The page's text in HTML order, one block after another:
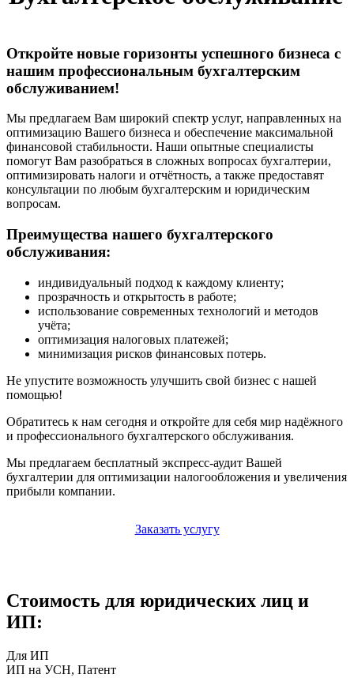
Откройте новые горизонты успешного бизнеса с
нашим профессиональным бухгалтерским
обслуживанием!
Мы предлагаем Вам широкий спектр услуг, направленных на
оптимизацию Вашего бизнеса и обеспечение максимальной
финансовой стабильности. Наши опытные специалисты
помогут Вам разобраться в сложных вопросах бухгалтерии,
оптимизировать налоги и отчётность, а также предоставят
консультации по любым бухгалтерским и юридическим
вопросам.
Преимущества нашего бухгалтерского
обслуживания:
индивидуальный подход к каждому клиенту;
прозрачность и открытость в работе;
использование современных технологий и методов
учёта;
оптимизация налоговых платежей;
минимизация рисков финансовых потерь.
Не упустите возможность улучшить свой бизнес с нашей
помощью!
Обратитесь к нам сегодня и откройте для себя мир надёжного
и профессионального бухгалтерского обслуживания.
Мы предлагаем бесплатный экспресс-аудит Вашей
бухгалтерии для оптимизации налогообложения и увеличения
прибыли компании.
Заказать услугу
Стоимость для юридических лиц и
ИП:
Для ИП
ИП на УСН, Патент